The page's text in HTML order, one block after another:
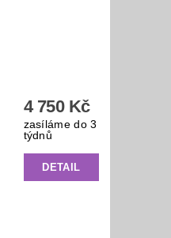
4 750 Kč
zasíláme do 3
týdnů
DETAIL